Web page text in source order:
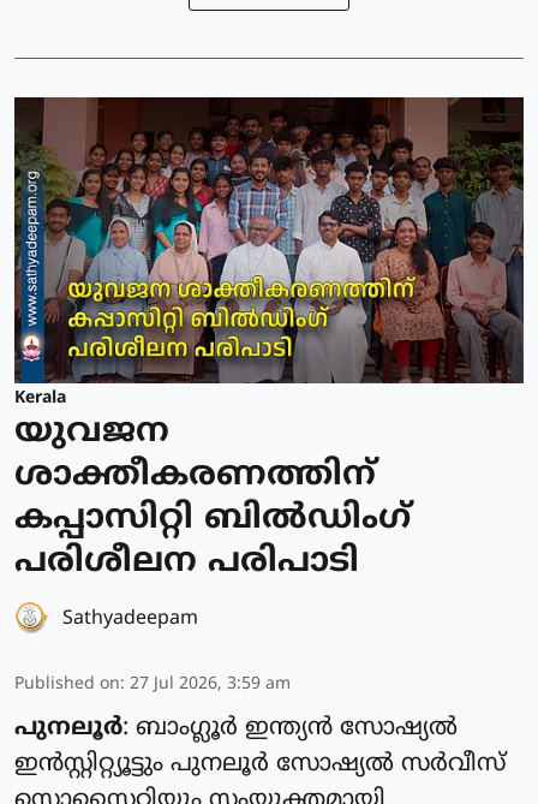
Kerala
യുവജന
ശാക്തീകരണത്തിന്
കപ്പാസിറ്റി ബിൽഡിംഗ്
പരിശീലന പരിപാടി
Sathyadeepam
Published on: 27 Jul 2026, 3:59 am
പുനലൂർ: ബാംഗ്ലൂർ ഇന്ത്യൻ സോഷ്യൽ
ഇൻസ്റ്റിറ്റ്യൂട്ടും പുനലൂർ സോഷ്യൽ സർവീസ്